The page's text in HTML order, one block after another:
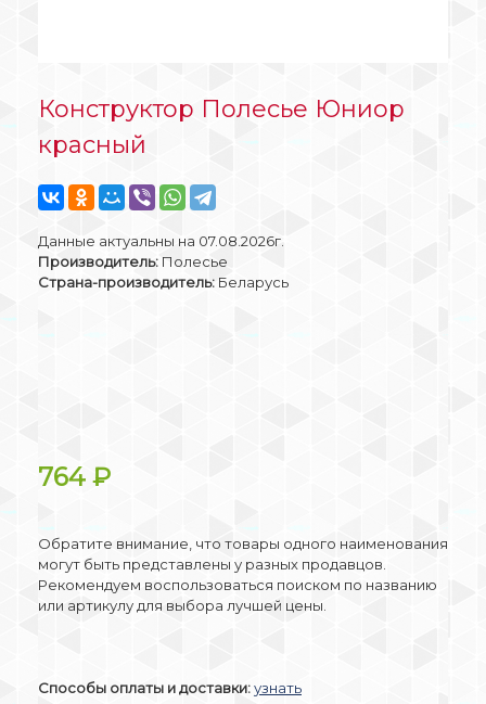
Конструктор Полесье Юниор
красный
Данные актуальны на 07.08.2026г.
Производитель: Полесье
Страна-производитель: Беларусь
764 ₽
Обратите внимание, что товары одного наименования
могут быть представлены у разных продавцов.
Рекомендуем воспользоваться поиском по названию
или артикулу для выбора лучшей цены.
Способы оплаты и доставки:узнать